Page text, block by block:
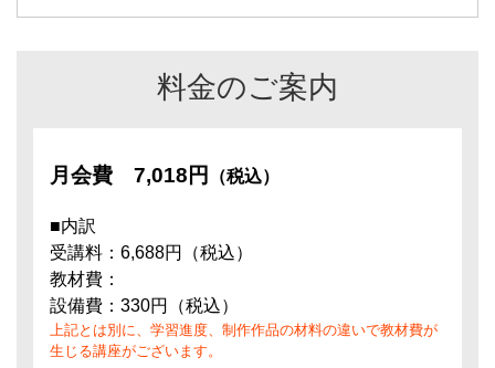
料金のご案内
月会費 7,018円 （税込）
■内訳
受講料：6,688円（税込）
教材費：
設備費：330円（税込）
上記とは別に、学習進度、制作作品の材料の違いで教材費が
生じる講座がございます。